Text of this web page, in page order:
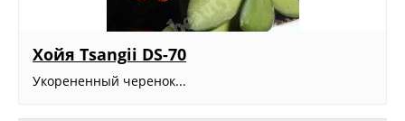
Хойя Tsangii DS-70
Укорененный черенок...